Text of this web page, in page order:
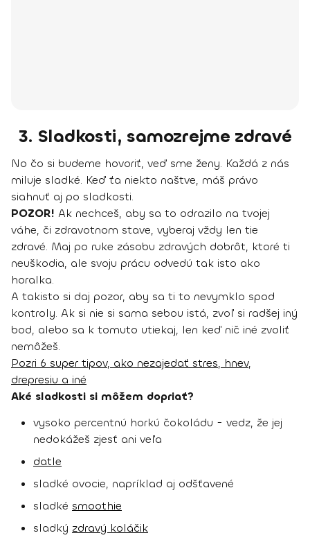
3. Sladkosti, samozrejme zdravé
No čo si budeme hovoriť, veď sme ženy. Každá z nás
miluje sladké. Keď ťa niekto naštve, máš právo
siahnuť aj po sladkosti.
POZOR! Ak nechceš, aby sa to odrazilo na tvojej
váhe, či zdravotnom stave, vyberaj vždy len tie
zdravé. Maj po ruke zásobu zdravých dobrôt, ktoré ti
neuškodia, ale svoju prácu odvedú tak isto ako
horalka.
A takisto si daj pozor, aby sa ti to nevymklo spod
kontroly. Ak si nie si sama sebou istá, zvoľ si radšej iný
bod, alebo sa k tomuto utiekaj, len keď nič iné zvoliť
nemôžeš.
Pozri 6 super tipov, ako nezajedať stres, hnev,
drepresiu a iné
Aké sladkosti si môžem dopriať?
vysoko percentnú horkú čokoládu - vedz, že jej
nedokážeš zjesť ani veľa
datle
sladké ovocie, napríklad aj odšťavené
sladké smoothie
sladký zdravý koláčik